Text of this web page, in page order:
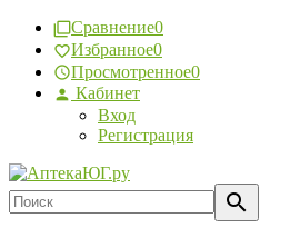
Сравнение0
Избранное0
Просмотренное0
Кабинет
Вход
Регистрация